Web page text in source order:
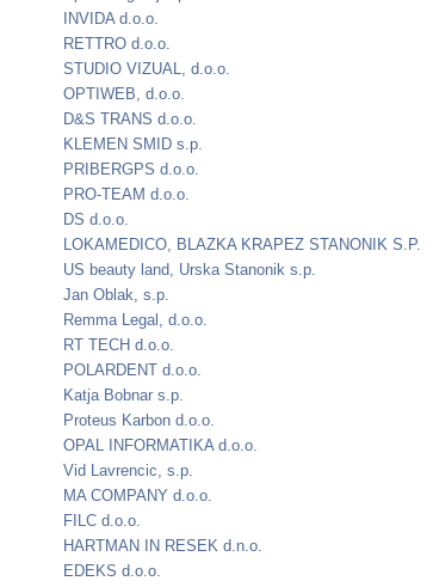
INVIDA d.o.o.
RETTRO d.o.o.
STUDIO VIZUAL, d.o.o.
OPTIWEB, d.o.o.
D&S TRANS d.o.o.
KLEMEN SMID s.p.
PRIBERGPS d.o.o.
PRO-TEAM d.o.o.
DS d.o.o.
LOKAMEDICO, BLAZKA KRAPEZ STANONIK S.P.
US beauty land, Urska Stanonik s.p.
Jan Oblak, s.p.
Remma Legal, d.o.o.
RT TECH d.o.o.
POLARDENT d.o.o.
Katja Bobnar s.p.
Proteus Karbon d.o.o.
OPAL INFORMATIKA d.o.o.
Vid Lavrencic, s.p.
MA COMPANY d.o.o.
FILC d.o.o.
HARTMAN IN RESEK d.n.o.
EDEKS d.o.o.